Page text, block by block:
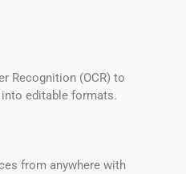
Recognition (OCR) to
editable formats.
from anywhere with